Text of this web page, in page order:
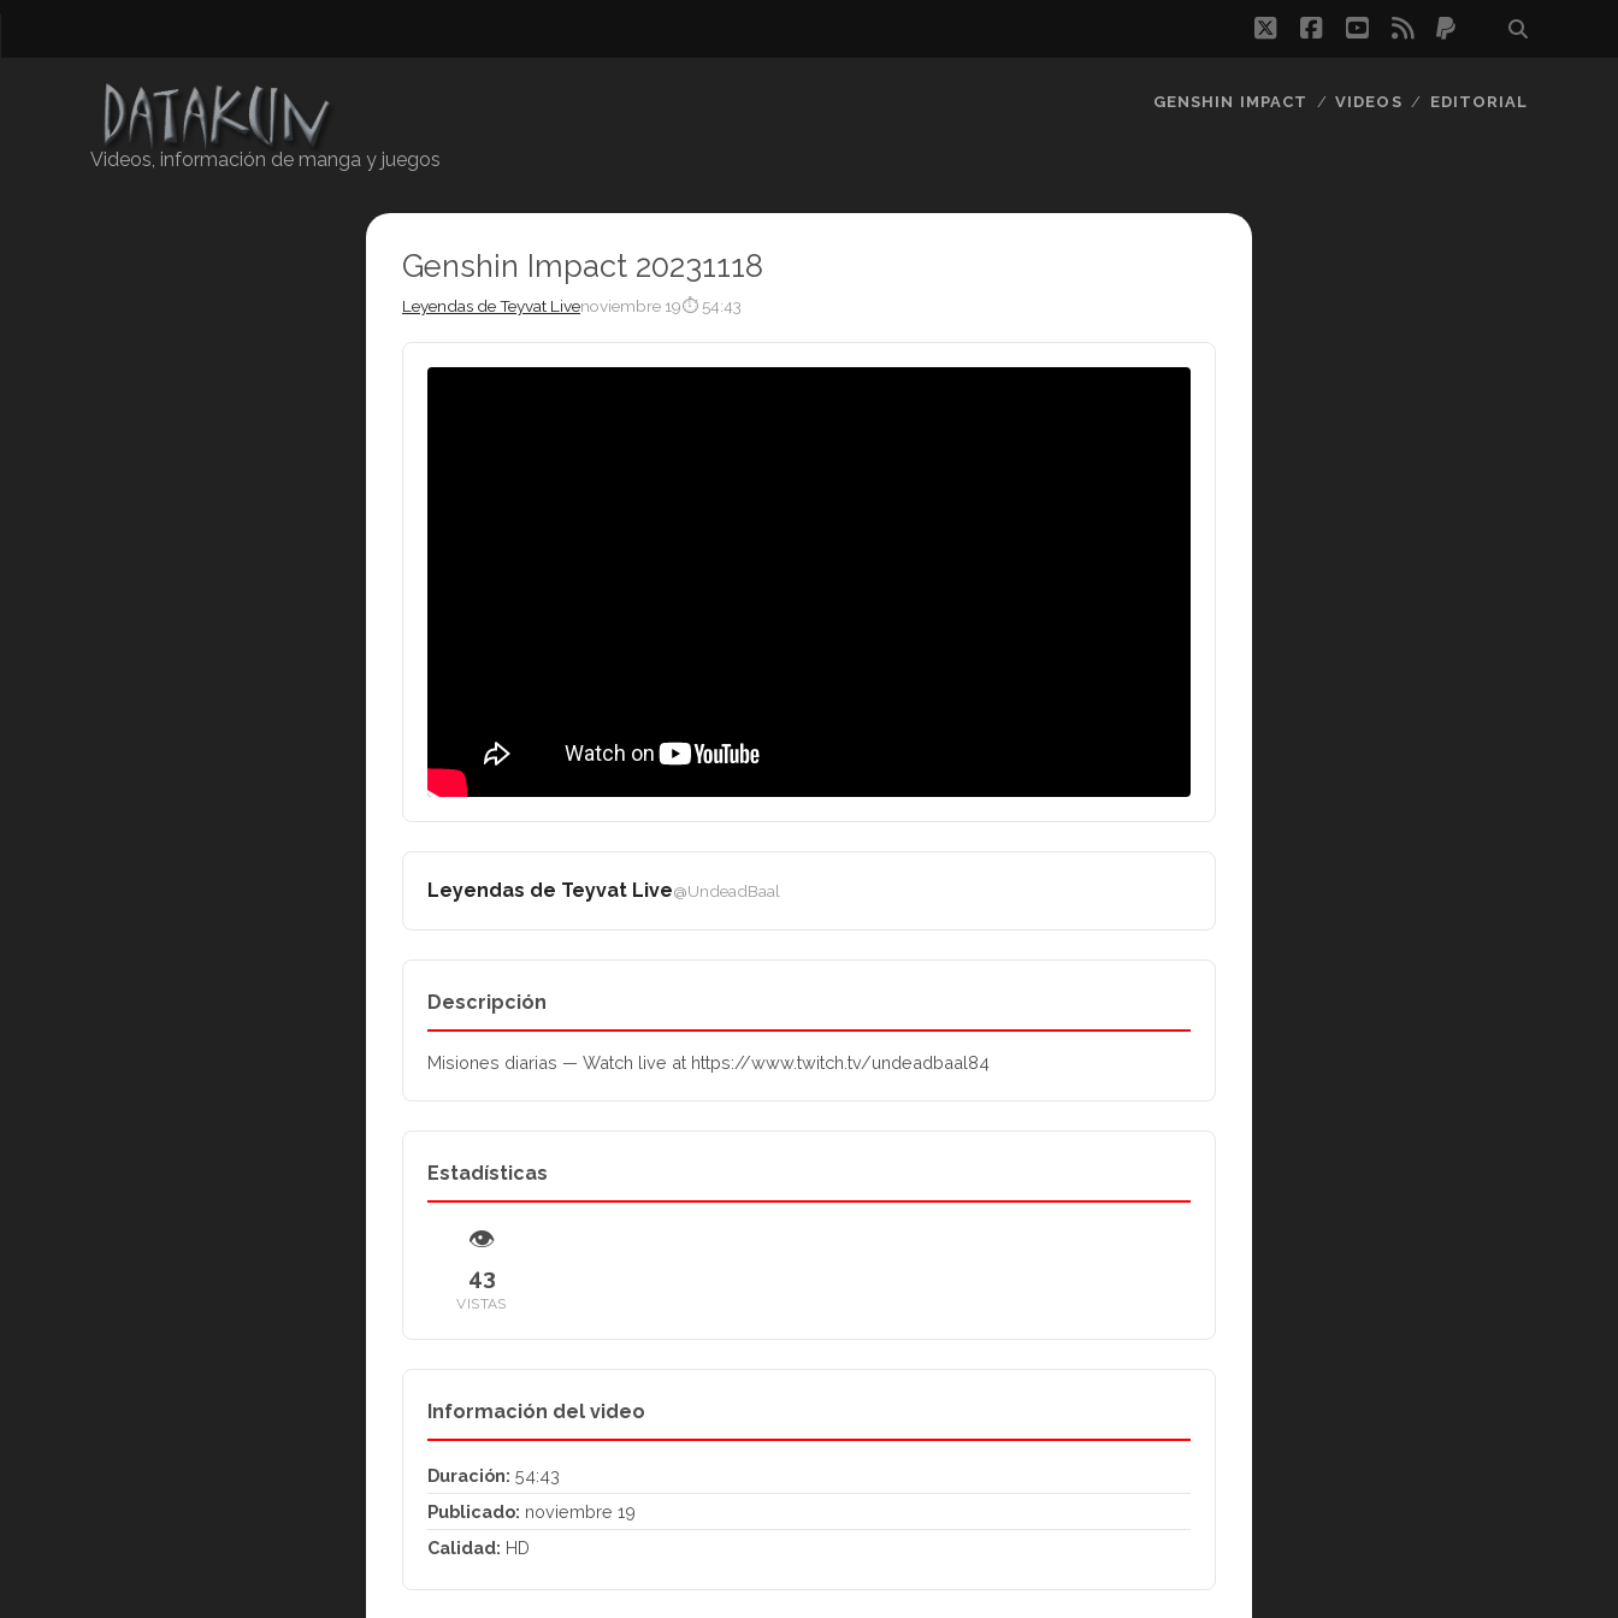
twitterfacebook
youtube
rss paypal
Videos, información de manga y juegos
GENSHIN IMPACT VIDEOS EDITORIAL
Genshin Impact 20231118
Leyendas de Teyvat Livenoviembre 19⏱ 54:43
Leyendas de Teyvat Live@UndeadBaal
Descripción
Misiones diarias — Watch live at https://www.twitch.tv/undeadbaal84
Estadísticas
👁
43
VISTAS
Información del video
Duración: 54:43
Publicado: noviembre 19
Calidad: HD